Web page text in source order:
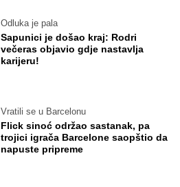
Odluka je pala
Sapunici je došao kraj: Rodri
večeras objavio gdje nastavlja
karijeru!
Vratili se u Barcelonu
Flick sinoć održao sastanak, pa
trojici igrača Barcelone saopštio da
napuste pripreme